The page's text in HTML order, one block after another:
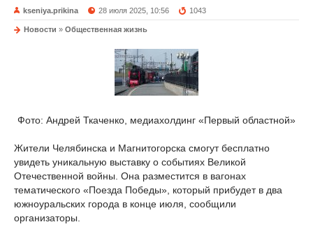
kseniya.prikina 28 июля 2025, 10:56 1043
Новости » Общественная жизнь
Фото: Андрей Ткаченко, медиахолдинг «Первый областной»
Жители Челябинска и Магнитогорска смогут бесплатно
увидеть уникальную выставку о событиях Великой
Отечественной войны. Она разместится в вагонах
тематического «Поезда Победы», который прибудет в два
южноуральских города в конце июля, сообщили
организаторы.